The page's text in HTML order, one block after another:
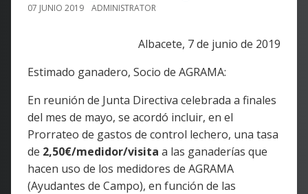
07 JUNIO 2019 ADMINISTRATOR
Albacete, 7 de junio de 2019
Estimado ganadero, Socio de AGRAMA:
En reunión de Junta Directiva celebrada a finales
del mes de mayo, se acordó incluir, en el
Prorrateo de gastos de control lechero, una tasa
de 2,50€/medidor/visita a las ganaderías que
hacen uso de los medidores de AGRAMA
(Ayudantes de Campo), en función de las